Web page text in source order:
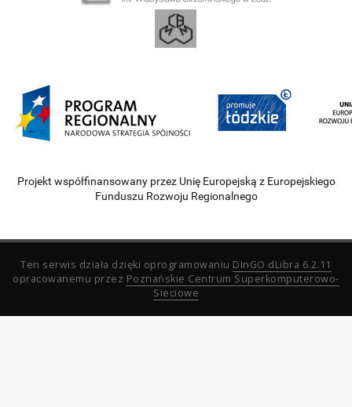
Projekt współfinansowany przez Unię Europejską z Europejskiego
Funduszu Rozwoju Regionalnego
Ten serwis działa dzięki oprogramowaniu DInGO dLibra 6.2.11
opracowanemu przez Poznańskie Centrum Superkomputerowo-
Sieciowe